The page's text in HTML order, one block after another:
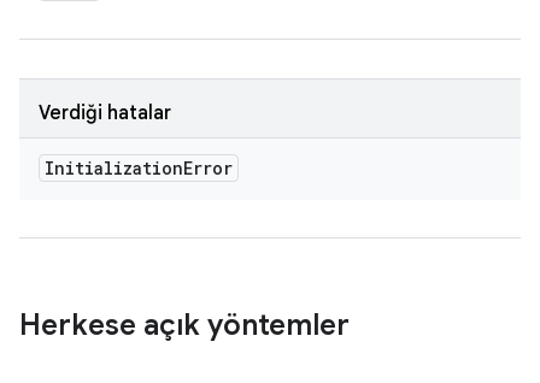
Verdiği hatalar
InitializationError
Herkese açık yöntemler